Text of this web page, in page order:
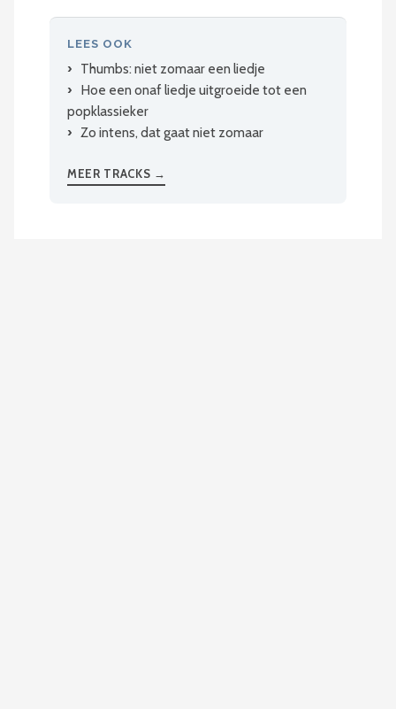
LEES OOK
Thumbs: niet zomaar een liedje
Hoe een onaf liedje uitgroeide tot een
popklassieker
Zo intens, dat gaat niet zomaar
MEER TRACKS →